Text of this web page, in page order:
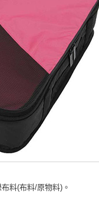
料(布料/原物料)。